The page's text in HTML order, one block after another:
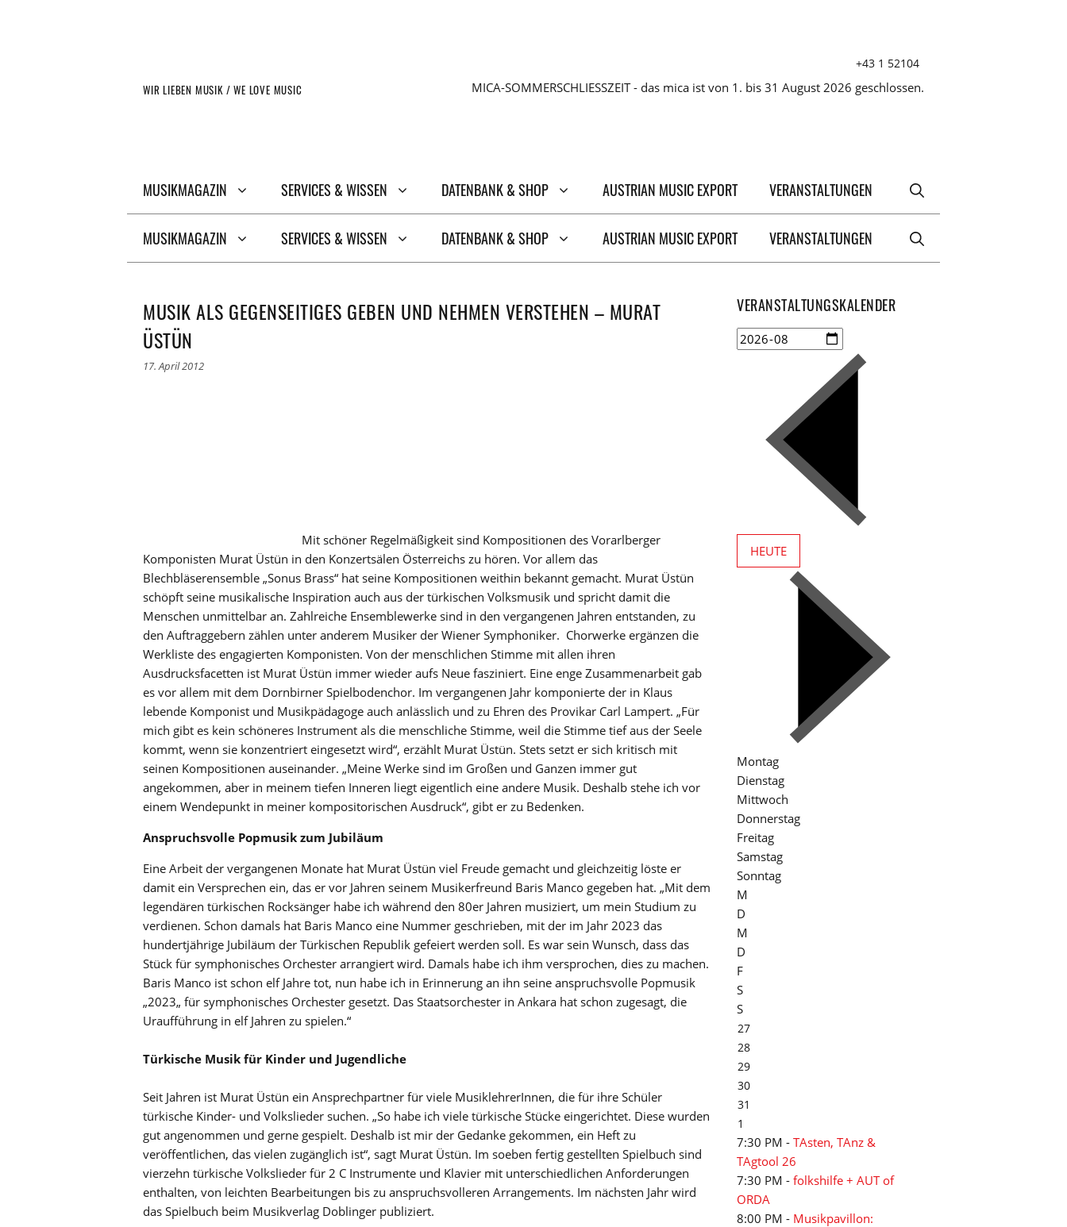
+43 1 52104
WIR LIEBEN MUSIK / WE LOVE MUSIC MICA-SOMMERSCHLIESSZEIT - das mica ist von 1. bis 31 August 2026 geschlossen.
MUSIKMAGAZIN SERVICES & WISSEN DATENBANK & SHOP AUSTRIAN MUSIC EXPORT VERANSTALTUNGEN
MUSIKMAGAZIN SERVICES & WISSEN DATENBANK & SHOP AUSTRIAN MUSIC EXPORT VERANSTALTUNGEN
MUSIK ALS GEGENSEITIGES GEBEN UND NEHMEN VERSTEHEN – MURAT
ÜSTÜN
17. April 2012
Mit schöner Regelmäßigkeit sind Kompositionen des Vorarlberger
Komponisten Murat Üstün in den Konzertsälen Österreichs zu hören. Vor allem das
Blechbläserensemble „Sonus Brass“ hat seine Kompositionen weithin bekannt gemacht. Murat Üstün
schöpft seine musikalische Inspiration auch aus der türkischen Volksmusik und spricht damit die
Menschen unmittelbar an. Zahlreiche Ensemblewerke sind in den vergangenen Jahren entstanden, zu
den Auftraggebern zählen unter anderem Musiker der Wiener Symphoniker. Chorwerke ergänzen die
Werkliste des engagierten Komponisten. Von der menschlichen Stimme mit allen ihren
Ausdrucksfacetten ist Murat Üstün immer wieder aufs Neue fasziniert. Eine enge Zusammenarbeit gab
es vor allem mit dem Dornbirner Spielbodenchor. Im vergangenen Jahr komponierte der in Klaus
lebende Komponist und Musikpädagoge auch anlässlich und zu Ehren des Provikar Carl Lampert. „Für
mich gibt es kein schöneres Instrument als die menschliche Stimme, weil die Stimme tief aus der Seele
kommt, wenn sie konzentriert eingesetzt wird“, erzählt Murat Üstün. Stets setzt er sich kritisch mit
seinen Kompositionen auseinander. „Meine Werke sind im Großen und Ganzen immer gut
angekommen, aber in meinem tiefen Inneren liegt eigentlich eine andere Musik. Deshalb stehe ich vor
einem Wendepunkt in meiner kompositorischen Ausdruck“, gibt er zu Bedenken.
Anspruchsvolle Popmusik zum Jubiläum
Eine Arbeit der vergangenen Monate hat Murat Üstün viel Freude gemacht und gleichzeitig löste er
damit ein Versprechen ein, das er vor Jahren seinem Musikerfreund Baris Manco gegeben hat. „Mit dem
legendären türkischen Rocksänger habe ich während den 80er Jahren musiziert, um mein Studium zu
verdienen. Schon damals hat Baris Manco eine Nummer geschrieben, mit der im Jahr 2023 das
hundertjährige Jubiläum der Türkischen Republik gefeiert werden soll. Es war sein Wunsch, dass das
Stück für symphonisches Orchester arrangiert wird. Damals habe ich ihm versprochen, dies zu machen.
Baris Manco ist schon elf Jahre tot, nun habe ich in Erinnerung an ihn seine anspruchsvolle Popmusik
„2023„ für symphonisches Orchester gesetzt. Das Staatsorchester in Ankara hat schon zugesagt, die
Uraufführung in elf Jahren zu spielen.“
Türkische Musik für Kinder und Jugendliche
Seit Jahren ist Murat Üstün ein Ansprechpartner für viele MusiklehrerInnen, die für ihre Schüler
türkische Kinder- und Volkslieder suchen. „So habe ich viele türkische Stücke eingerichtet. Diese wurden
gut angenommen und gerne gespielt. Deshalb ist mir der Gedanke gekommen, ein Heft zu
veröffentlichen, das vielen zugänglich ist“, sagt Murat Üstün. Im soeben fertig gestellten Spielbuch sind
vierzehn türkische Volkslieder für 2 C Instrumente und Klavier mit unterschiedlichen Anforderungen
enthalten, von leichten Bearbeitungen bis zu anspruchsvolleren Arrangements. Im nächsten Jahr wird
das Spielbuch beim Musikverlag Doblinger publiziert.
VERANSTALTUNGSKALENDER
HEUTE
Montag
Dienstag
Mittwoch
Donnerstag
Freitag
Samstag
Sonntag
M
D
M
D
F
S
S
27
28
29
30
31
1
7:30 PM - TAsten, TAnz &
TAgtool 26
7:30 PM - folkshilfe + AUT of
ORDA
8:00 PM - Musikpavillon: